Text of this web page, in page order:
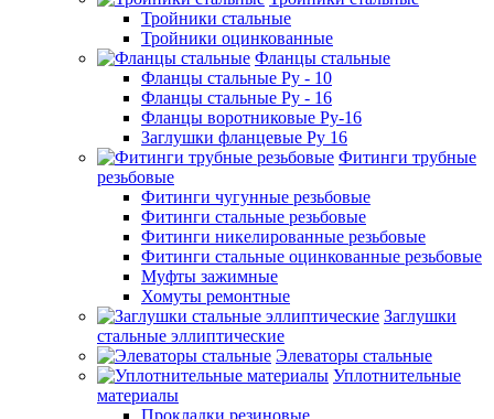
Тройники стальные
Тройники оцинкованные
Фланцы стальные
Фланцы стальные Ру - 10
Фланцы стальные Ру - 16
Фланцы воротниковые Ру-16
Заглушки фланцевые Ру 16
Фитинги трубные
резьбовые
Фитинги чугунные резьбовые
Фитинги стальные резьбовые
Фитинги никелированные резьбовые
Фитинги стальные оцинкованные резьбовые
Муфты зажимные
Хомуты ремонтные
Заглушки
стальные эллиптические
Элеваторы стальные
Уплотнительные
материалы
Прокладки резиновые